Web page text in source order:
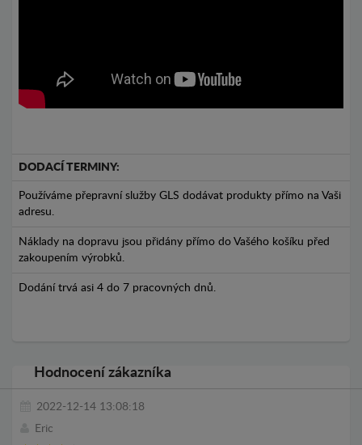
DODACÍ TERMINY:
Používáme přepravní služby GLS dodávat produkty přímo na Vaši
adresu.
Náklady na dopravu jsou přidány přímo do Vašého košíku před
zakoupením výrobků.
Dodání trvá asi 4 do 7 pracovných dnů.
Hodnocení zákazníka
2022-12-14 13:08:18
Eric